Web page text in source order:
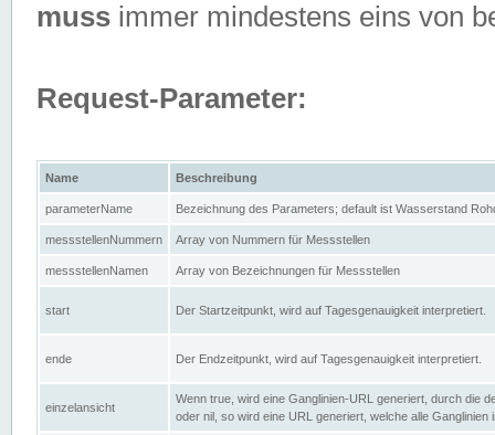
muss immer mindestens eins von
Request-Parameter:
Name Beschreibung
parameterName Bezeichnung des Parameters; default ist Wasserstand
messstellenNummern Array von Nummern für Messstellen
messstellenNamen Array von Bezeichnungen für Messstellen
start Der Startzeitpunkt, wird auf Tagesgenauigkeit interpretiert.
ende Der Endzeitpunkt, wird auf Tagesgenauigkeit interpretiert.
einzelansicht
Wenn true, wird eine Ganglinien-URL generiert, durch die
oder nil, so wird eine URL generiert, welche alle Ganglinien